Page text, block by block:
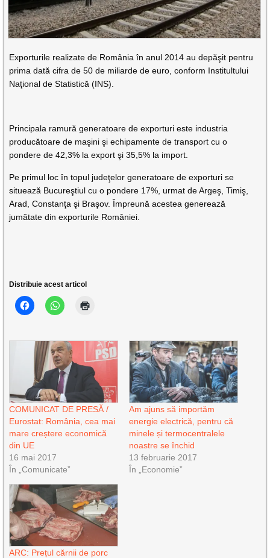
Exporturile realizate de România în anul 2014 au depăşit pentru
prima dată cifra de 50 de miliarde de euro, conform Institultului
Naţional de Statistică (INS).
Principala ramură generatoare de exporturi este industria
producătoare de maşini şi echipamente de transport cu o
pondere de 42,3% la export şi 35,5% la import.
Pe primul loc în topul judeţelor generatoare de exporturi se
situează Bucureştiul cu o pondere 17%, urmat de Argeş, Timiş,
Arad, Constanţa şi Braşov. Împreună acestea generează
jumătate din exporturile României.
Distribuie acest articol
COMUNICAT DE PRESĂ /
Eurostat: România, cea mai
mare creștere economică
din UE
16 mai 2017
În „Comunicate”
Am ajuns să importăm
energie electrică, pentru că
minele și termocentralele
noastre se închid
13 februarie 2017
În „Economie”
ARC: Prețul cărnii de porc